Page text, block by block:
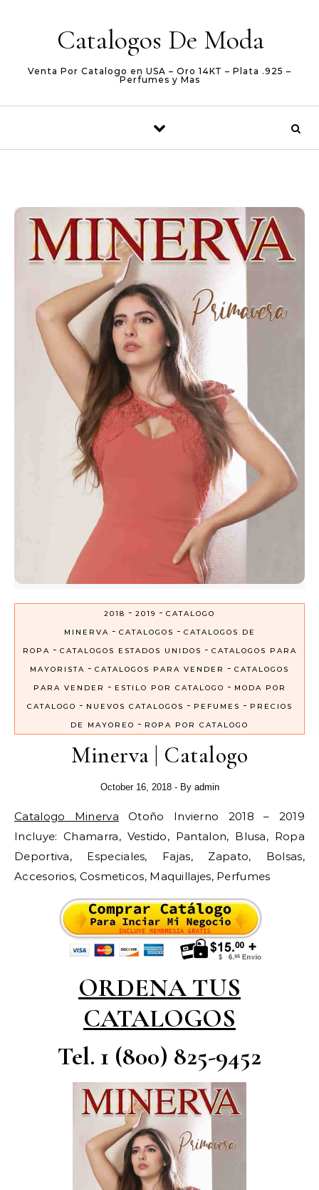
Catalogos De Moda
Venta Por Catalogo en USA – Oro 14KT – Plata .925 –
Perfumes y Mas
2018 - 2019 - CATALOGO
MINERVA - CATALOGOS - CATALOGOS DE
ROPA - CATALOGOS ESTADOS UNIDOS - CATALOGOS PARA
MAYORISTA - CATALOGOS PARA VENDER - CATALOGOS
PARA VENDER
- ESTILO POR CATALOGO - MODA POR
CATALOGO - NUEVOS CATALOGOS - PEFUMES - PRECIOS
DE MAYOREO - ROPA POR CATALOGO
Minerva | Catalogo
October 16, 2018 - By admin
Catalogo Minerva Otoño Invierno 2018 – 2019
Incluye: Chamarra, Vestido, Pantalon, Blusa, Ropa
Deportiva, Especiales, Fajas, Zapato, Bolsas,
Accesorios, Cosmeticos, Maquillajes, Perfumes
ORDENA TUS
CATALOGOS
Tel. 1 (800) 825-9452